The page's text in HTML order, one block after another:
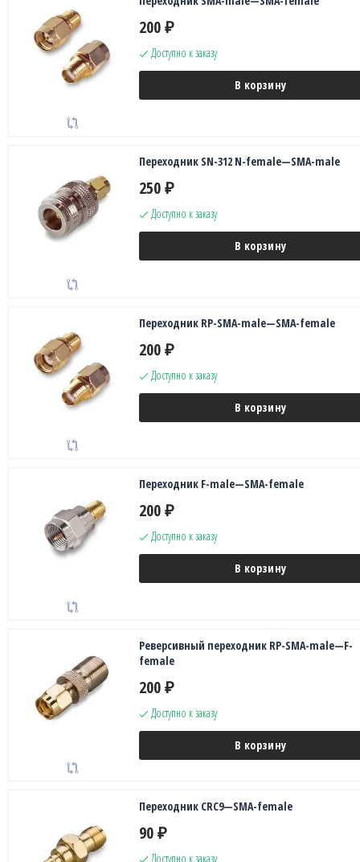
200 ₽
Доступно к заказу
В корзину
Переходник SN-312 N-female—SMA-male
250 ₽
Доступно к заказу
В корзину
Переходник RP-SMA-male—SMA-female
200 ₽
Доступно к заказу
В корзину
Переходник F-male—SMA-female
200 ₽
Доступно к заказу
В корзину
Реверсивный переходник RP-SMA-male—F-
female
200 ₽
Доступно к заказу
В корзину
Переходник CRC9—SMA-female
90 ₽
Доступно к заказу